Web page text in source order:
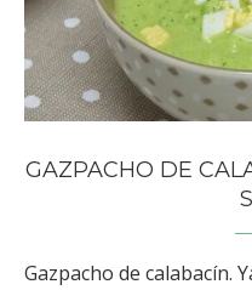
GAZPACHO DE
Gazpacho de calabacín.